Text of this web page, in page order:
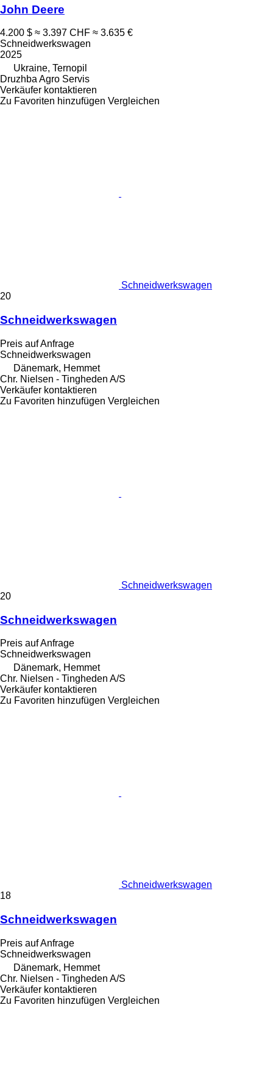
John Deere
4.200 $ ≈ 3.397 CHF ≈ 3.635 €
Schneidwerkswagen
2025
Ukraine, Ternopil
Druzhba Agro Servis
Verkäufer kontaktieren
Zu Favoriten hinzufügen Vergleichen
Schneidwerkswagen
20
Schneidwerkswagen
Preis auf Anfrage
Schneidwerkswagen
Dänemark, Hemmet
Chr. Nielsen - Tingheden A/S
Verkäufer kontaktieren
Zu Favoriten hinzufügen Vergleichen
Schneidwerkswagen
20
Schneidwerkswagen
Preis auf Anfrage
Schneidwerkswagen
Dänemark, Hemmet
Chr. Nielsen - Tingheden A/S
Verkäufer kontaktieren
Zu Favoriten hinzufügen Vergleichen
Schneidwerkswagen
18
Schneidwerkswagen
Preis auf Anfrage
Schneidwerkswagen
Dänemark, Hemmet
Chr. Nielsen - Tingheden A/S
Verkäufer kontaktieren
Zu Favoriten hinzufügen Vergleichen